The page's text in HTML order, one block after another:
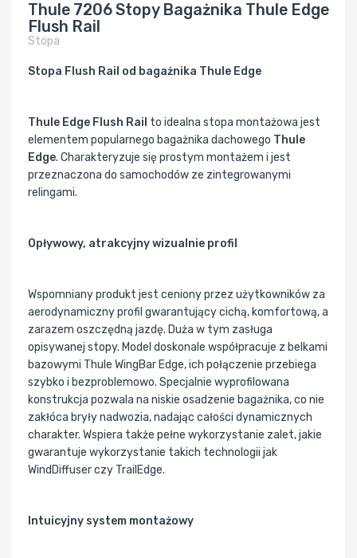
Thule 7206 Stopy Bagażnika Thule Edge
Flush Rail
Stopa
Stopa Flush Rail od bagażnika Thule Edge
Thule Edge Flush Rail to idealna stopa montażowa jest
elementem popularnego bagażnika dachowego Thule
Edge. Charakteryzuje się prostym montażem i jest
przeznaczona do samochodów ze zintegrowanymi
relingami.
Opływowy, atrakcyjny wizualnie profil
Wspomniany produkt jest ceniony przez użytkowników za
aerodynamiczny profil gwarantujący cichą, komfortową, a
zarazem oszczędną jazdę. Duża w tym zasługa
opisywanej stopy. Model doskonale współpracuje z belkami
bazowymi Thule WingBar Edge, ich połączenie przebiega
szybko i bezproblemowo. Specjalnie wyprofilowana
konstrukcja pozwala na niskie osadzenie bagażnika, co nie
zakłóca bryły nadwozia, nadając całości dynamicznych
charakter. Wspiera także pełne wykorzystanie zalet, jakie
gwarantuje wykorzystanie takich technologii jak
WindDiffuser czy TrailEdge.
Intuicyjny system montażowy